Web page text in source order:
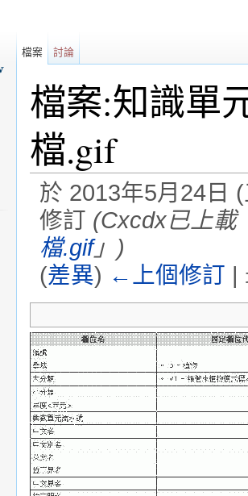
檔案:知識單
檔.gif
於 2013年5月24日
修訂 (Cxcdx已上載
檔.gif」)
(差異) ←上個修訂 |
檔案 討論